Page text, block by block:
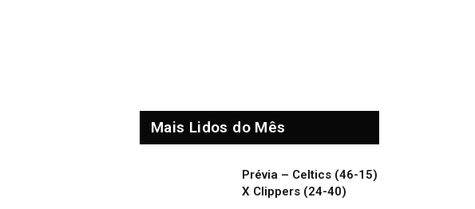
Mais Lidos do Mês
Prévia – Celtics (46-15)
X Clippers (24-40)